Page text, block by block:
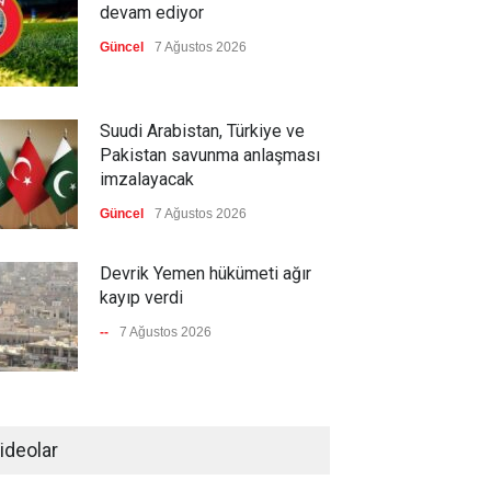
devam ediyor
Güncel 7 Ağustos 2026
Suudi Arabistan, Türkiye ve
Pakistan savunma anlaşması
imzalayacak
Güncel 7 Ağustos 2026
Devrik Yemen hükümeti ağır
kayıp verdi
-- 7 Ağustos 2026